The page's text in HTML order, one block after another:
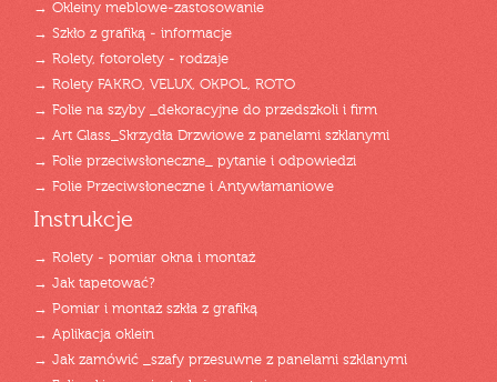
→ Okleiny meblowe-zastosowanie
→ Szkło z grafiką - informacje
→ Rolety, fotorolety - rodzaje
→ Rolety FAKRO, VELUX, OKPOL, ROTO
→ Folie na szyby _dekoracyjne do przedszkoli i firm
→ Art Glass_Skrzydła Drzwiowe z panelami szklanymi
→ Folie przeciwsłoneczne_ pytanie i odpowiedzi
→ Folie Przeciwsłoneczne i Antywłamaniowe
Instrukcje
→ Rolety - pomiar okna i montaż
→ Jak tapetować?
→ Pomiar i montaż szkła z grafiką
→ Aplikacja oklein
→ Jak zamówić _szafy przesuwne z panelami szklanymi